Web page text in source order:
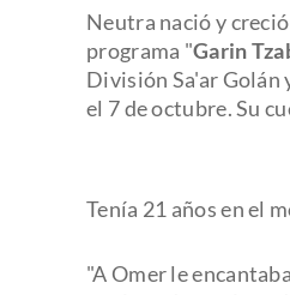
Neutra nació y
programa "Garin
División Sa'ar Golán
el 7 de octubre. Su
Tenía 21 años en el
"A Omer le